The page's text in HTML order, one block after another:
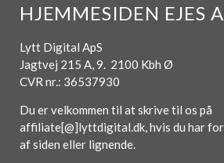
HJEMMESIDEN EJES
Lytt Digital ApS
Jagtvej 215 A, 9. 2100 Kbh Ø
CVR nr.: 36537930
Du er velkommen til at skrive til os på
affiliate[@]lyttdigital.dk, hvis du har
af siden eller lignende.